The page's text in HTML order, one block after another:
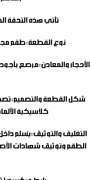
تأتي هذه التحفة
نوع القطعة:طقم
الأحجار والمعادن:مرصع
شكل القطعة والتصميم:
كلاسيكية
التغليف والتوثيق:يُسلم
الطقم وتوثيق شهادات